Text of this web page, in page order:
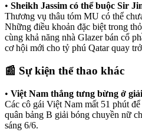
• Sheikh Jassim có thể buộc Sir
Thương vụ thâu tóm MU có thể
Những điều khoản đặc biệt trong
cùng khả năng nhà Glazer bán cổ
cơ hội mới cho tỷ phú Qatar quay
📰 Sự kiện thể thao khác
• Việt Nam thắng tưng bừng ở
Các cô gái Việt Nam mất 51 phút
quân bảng B giải bóng chuyền nữ
sáng 6/6.